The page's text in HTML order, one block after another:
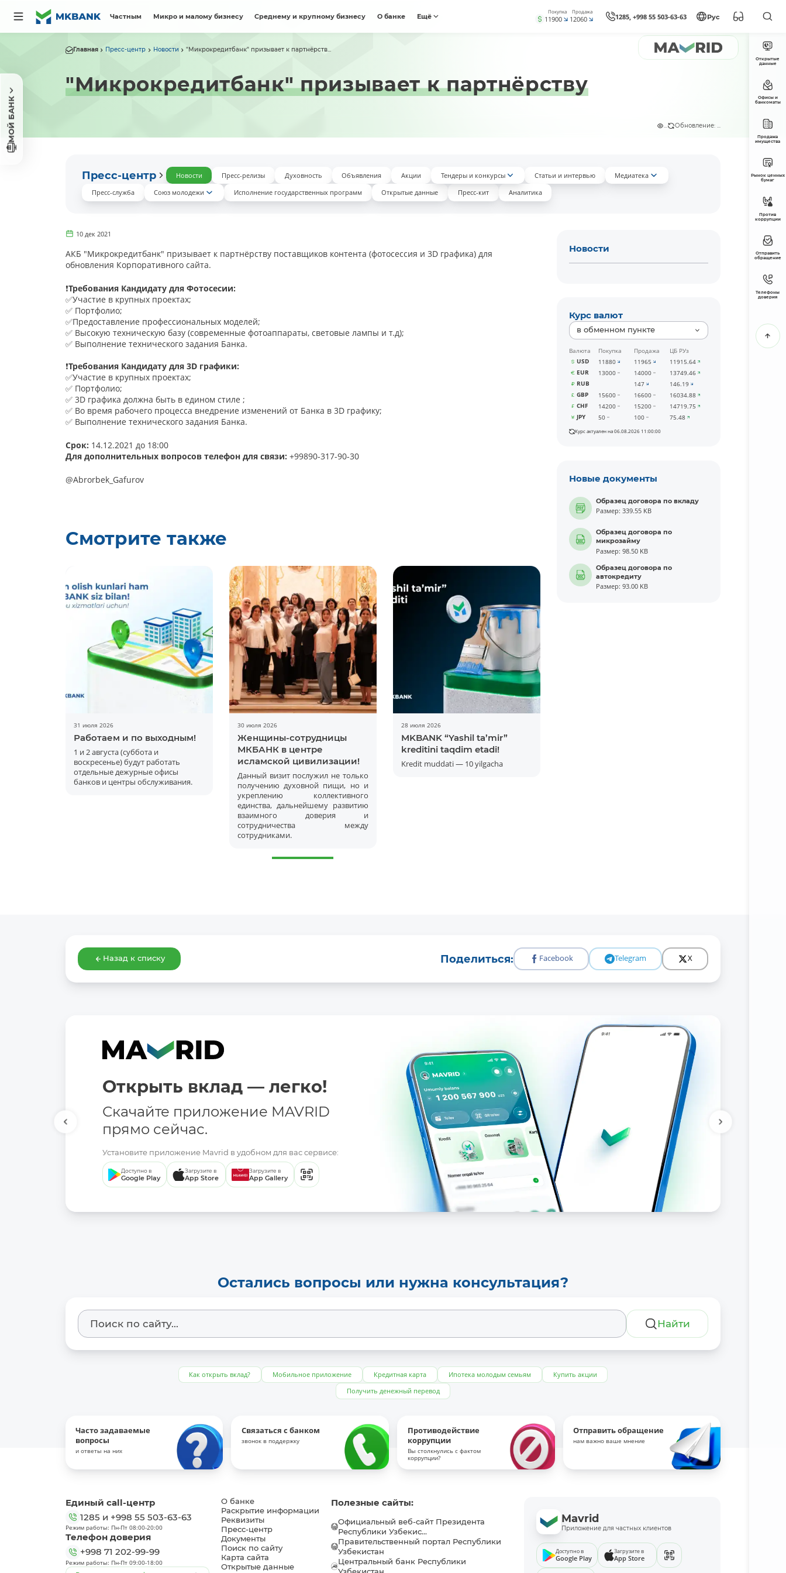
Частным Микро и малому бизнесу Среднему и крупному бизнесу О банке Ещё
Покупка
11900
Продажа
12060 1285, +998 55 503-63-63 Рус
МОЙ БАНК
Главная Пресс-центр Новости "Микрокредитбанк" призывает к партнёрств...
"Микрокредитбанк" призывает к партнёрству
... Обновление: ...
Пресс-центр Новости Пресс-релизы Духовность Объявления Акции Тендеры и конкурсы Статьи и интервью
Медиатека
Пресс-служба
Союз молодежи Исполнение государственных программ Открытые данные Пресс-кит Аналитика
10 дек 2021
АКБ "Микрокредитбанк" призывает к партнёрству поставщиков контента (фотосессия и 3D графика) для
обновления Корпоративного сайта.
❗️Требования Кандидату для Фотосесии:
✅Участие в крупных проектах;
✅ Портфолио;
✅Предоставление профессиональных моделей;
✅ Высокую техническую базу (современные фотоаппараты, световые лампы и т.д);
✅ Выполнение технического задания Банка.
❗️Требования Кандидату для 3D графики:
✅Участие в крупных проектах;
✅ Портфолио;
✅ 3D графика должна быть в едином стиле ;
✅ Во время рабочего процесса внедрение изменений от Банка в 3D графику;
✅ Выполнение технического задания Банка.
Срок: 14.12.2021 до 18:00
Для дополнительных вопросов телефон для связи: +99890-317-90-30
@Abrorbek_Gafurov
Смотрите также
31 июля 2026
Работаем и по выходным!
1 и 2 августа (суббота и
воскресенье) будут работать
отдельные дежурные офисы
банков и центры обслуживания.
30 июля 2026
Женщины-сотрудницы
МКБАНК в центре
исламской цивилизации!
Данный визит послужил не только
получению духовной пищи, но и
укреплению коллективного
единства, дальнейшему развитию
взаимного доверия и
сотрудничества между
сотрудниками.
28 июля 2026
MKBANK “Yashil ta’mir”
kreditini taqdim etadi!
Kredit muddati — 10 yilgacha
Новости
Курс валют
в обменном пункте
Валюта Покупка Продажа
ЦБ РУз
USD
11880 11965
11915.64
EUR
13000 14000
13749.46
RUB
147
146.19
GBP
15600 16600
16034.88
CHF
14200 15200
14719.75
JPY
50 100 75.48
Курс актуален на 06.08.2026 11:00:00
Новые документы
Образец договора по вкладу
Размер: 339.55 KB
Образец договора по
микрозайму
Размер: 98.50 KB
Образец договора по
автокредиту
Размер: 93.00 KB
Назад к списку Поделиться: Facebook Telegram X
Открыть вклад — легко!
Скачайте приложение MAVRID
прямо сейчас.
Установите приложение Mavrid в удобном для вас сервисе:
Доступно в
Google Play
Загрузите в
App Store
Загрузите в
App Gallery
Остались вопросы или нужна консультация?
Найти
Как открыть вклад? Мобильное приложение Кредитная карта Ипотека молодым семьям
Купить акции
Получить денежный перевод
Часто задаваемые
вопросы
и ответы на них
Связаться с банком
звонок в поддержку
Противодействие
коррупции
Вы столкнулись с фактом
коррупции?
Отправить обращение
нам важно ваше мнение
Открытые
данные
Офисы и
банкоматы
Продажа
имущества
Рынок ценных
бумаг
Против
коррупции
Отправить
обращение
Телефоны
доверия
Единый call-центр
1285 и +998 55 503-63-63
Режим работы: Пн-Пт 08:00-20:00
Телефон доверия
+998 71 202-99-99
Режим работы: Пн-Пт 09:00-18:00
О банке
Раскрытие информации
Реквизиты
Пресс-центр
Документы
Поиск по сайту
Карта сайта
Открытые данные
Полезные сайты:
Официальный веб-сайт Президента
Республики Узбекис...
Правительственный портал Республики
Узбекистан
Центральный банк Республики
Mavrid
Приложение для частных клиентов
Доступно в
Google Play
Загрузите в
App Store